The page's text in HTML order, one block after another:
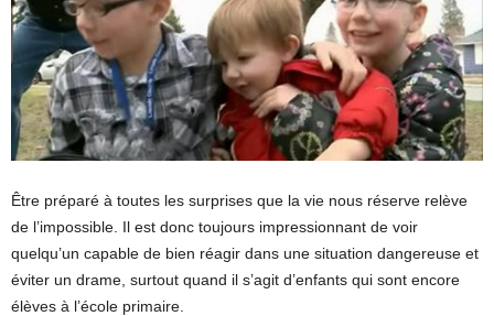
Être préparé à toutes les surprises que la vie nous réserve relève
de l’impossible. Il est donc toujours impressionnant de voir
quelqu’un capable de bien réagir dans une situation dangereuse et
éviter un drame, surtout quand il s’agit d’enfants qui sont encore
élèves à l’école primaire.